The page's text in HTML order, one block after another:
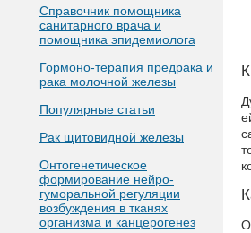
Справочник помощника
санитарного врача и
помощника эпидемиолога
Гормоно-терапия предрака и
рака молочной железы
Популярные статьи
Рак щитовидной железы
Онтогенетическое
формирование нейро-
гуморальной регуляции
возбуждения в тканях
организма и канцерогенез